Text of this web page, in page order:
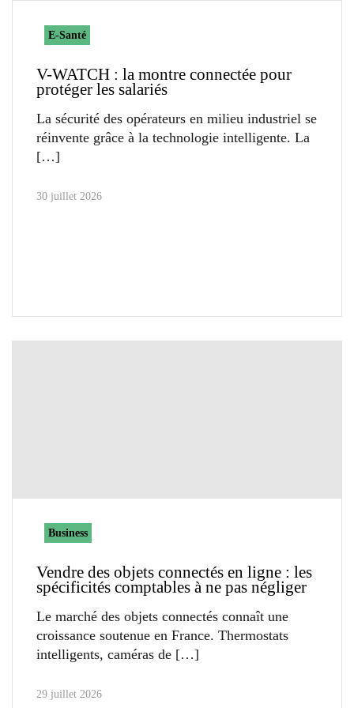
E-Santé
V-WATCH : la montre connectée pour
protéger les salariés
La sécurité des opérateurs en milieu industriel se
réinvente grâce à la technologie intelligente. La
30 juillet 2026
Business
Vendre des objets connectés en ligne : les
spécificités comptables à ne pas négliger
Le marché des objets connectés connaît une
croissance soutenue en France. Thermostats
intelligents, caméras de
29 juillet 2026